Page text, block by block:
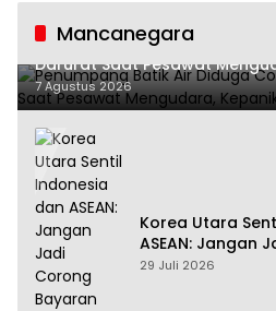
Mancanegara
Penumpang Batik Air Diduga
Darurat Saat Pesawat
di Dalam Kabin
7 Agustus 2026
Korea Utara
ASEAN: Jangan
Amerika Serikat
29 Juli 2026